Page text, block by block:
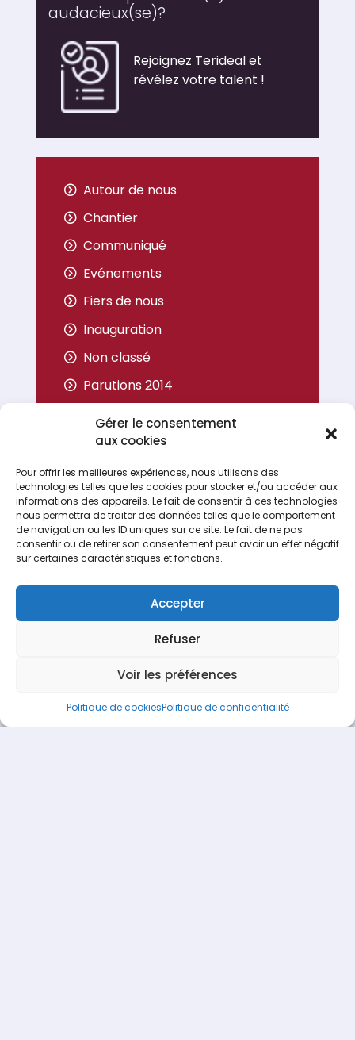
Gérer le consentement
aux cookies
Pour offrir les meilleures expériences, nous utilisons des
technologies telles que les cookies pour stocker et/ou accéder aux
informations des appareils. Le fait de consentir à ces technologies
nous permettra de traiter des données telles que le comportement
de navigation ou les ID uniques sur ce site. Le fait de ne pas
consentir ou de retirer son consentement peut avoir un effet négatif
sur certaines caractéristiques et fonctions.
Accepter
Refuser
Voir les préférences
Politique de cookiesPolitique de confidentialité
audacieux(se)?
Rejoignez Terideal et
révélez votre talent !
Autour de nous
Chantier
Communiqué
Evénements
Fiers de nous
Inauguration
Non classé
Parutions 2014
Parutions 2015
Parutions 2016
Parutions 2017
Portrait
Espace Recrutement
propulsé fièrement par
Une création
confidentialité